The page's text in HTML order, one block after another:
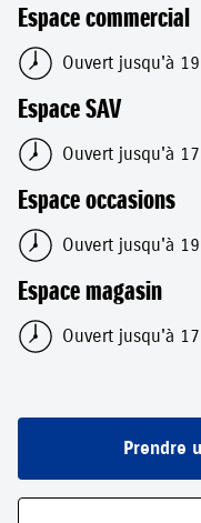
Espace commercial
Ouvert jusqu'à
Espace SAV
Ouvert jusqu'à
Espace occasions
Ouvert jusqu'à
Espace magasin
Ouvert jusqu'à
Prendre